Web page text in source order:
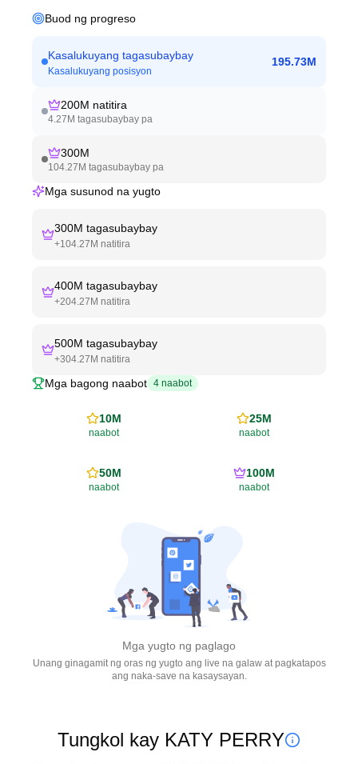
Buod ng progreso
Kasalukuyang tagasubaybay
Kasalukuyang posisyon
195.73M
200M natitira
4.27M tagasubaybay pa
300M
104.27M tagasubaybay pa
Mga susunod na yugto
300M tagasubaybay
+104.27M natitira
400M tagasubaybay
+204.27M natitira
500M tagasubaybay
+304.27M natitira
Mga bagong naabot 4 naabot
10M
naabot
25M
naabot
50M
naabot
100M
naabot
Mga yugto ng paglago
Unang ginagamit ng oras ng yugto ang live na galaw at pagkatapos
ang naka-save na kasaysayan.
Tungkol kay KATY PERRY